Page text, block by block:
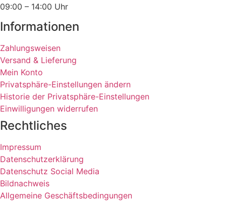
09:00 – 14:00 Uhr
Informationen
Zahlungsweisen
Versand & Lieferung
Mein Konto
Privatsphäre-Einstellungen ändern
Historie der Privatsphäre-Einstellungen
Einwilligungen widerrufen
Rechtliches
Impressum
Datenschutzerklärung
Datenschutz Social Media
Bildnachweis
Allgemeine Geschäftsbedingungen